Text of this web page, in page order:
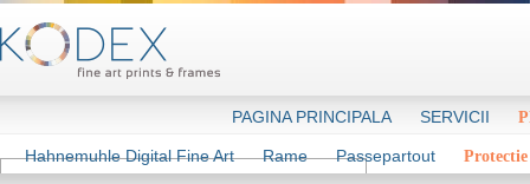
PAGINA PRINCIPALA SERVICII
Hahnemuhle Digital Fine Art Rame Passepartout